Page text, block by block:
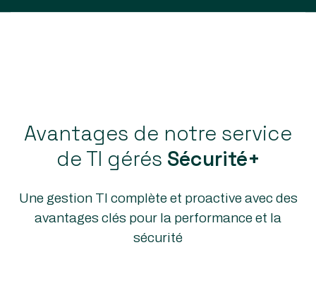
Avantages de notre service
de TI gérés Sécurité+
Une gestion TI complète et proactive avec des
avantages clés pour la performance et la
sécurité